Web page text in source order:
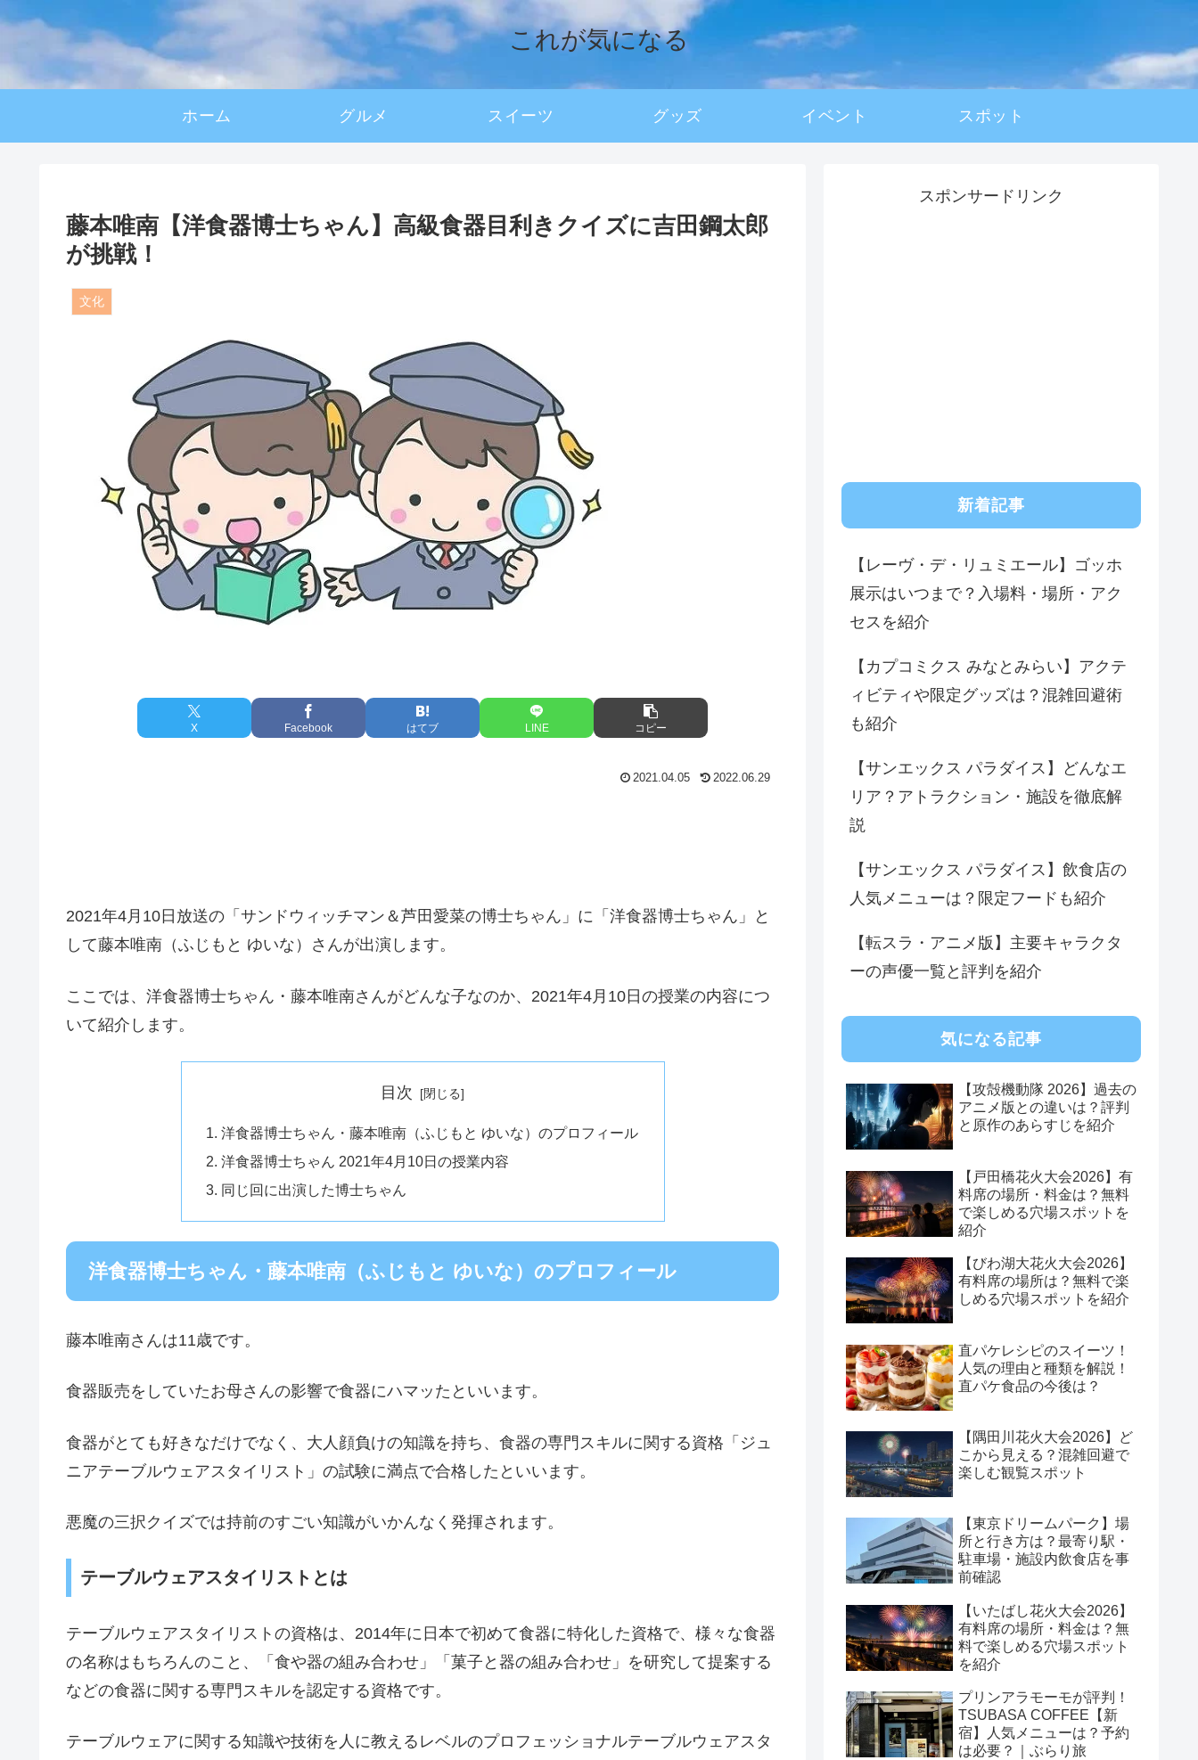
これが気になる
ホーム グルメ スイーツ グッズ イベント スポット
藤本唯南【洋食器博士ちゃん】高級食器目利きクイズに吉田鋼太郎
が挑戦！
文化
X Facebook はてブ LINE コピー
2021.04.05 2022.06.29
2021年4月10日放送の「サンドウィッチマン＆芦田愛菜の博士ちゃん」に「洋食器博士ちゃん」と
して藤本唯南（ふじもと ゆいな）さんが出演します。
ここでは、洋食器博士ちゃん・藤本唯南さんがどんな子なのか、2021年4月10日の授業の内容につ
いて紹介します。
目次
洋食器博士ちゃん・藤本唯南（ふじもと ゆいな）のプロフィール
洋食器博士ちゃん 2021年4月10日の授業内容
同じ回に出演した博士ちゃん
洋食器博士ちゃん・藤本唯南（ふじもと ゆいな）のプロフィール
藤本唯南さんは11歳です。
食器販売をしていたお母さんの影響で食器にハマッたといいます。
食器がとても好きなだけでなく、大人顔負けの知識を持ち、食器の専門スキルに関する資格「ジュ
ニアテーブルウェアスタイリスト」の試験に満点で合格したといいます。
悪魔の三択クイズでは持前のすごい知識がいかんなく発揮されます。
テーブルウェアスタイリストとは
テーブルウェアスタイリストの資格は、2014年に日本で初めて食器に特化した資格で、様々な食器
の名称はもちろんのこと、「食や器の組み合わせ」「菓子と器の組み合わせ」を研究して提案する
などの食器に関する専門スキルを認定する資格です。
テーブルウェアに関する知識や技術を人に教えるレベルのプロフェッショナルテーブルウェアスタ
スポンサードリンク
新着記事
【レーヴ・デ・リュミエール】ゴッホ
展示はいつまで？入場料・場所・アク
セスを紹介
【カプコミクス みなとみらい】アクテ
ィビティや限定グッズは？混雑回避術
も紹介
【サンエックス パラダイス】どんなエ
リア？アトラクション・施設を徹底解
説
【サンエックス パラダイス】飲食店の
人気メニューは？限定フードも紹介
【転スラ・アニメ版】主要キャラクタ
ーの声優一覧と評判を紹介
気になる記事
【攻殻機動隊 2026】過去の
アニメ版との違いは？評判
と原作のあらすじを紹介
【戸田橋花火大会2026】有
料席の場所・料金は？無料
で楽しめる穴場スポットを
紹介
【びわ湖大花火大会2026】
有料席の場所は？無料で楽
しめる穴場スポットを紹介
直パケレシピのスイーツ！
人気の理由と種類を解説！
直パケ食品の今後は？
【隅田川花火大会2026】ど
こから見える？混雑回避で
楽しむ観覧スポット
【東京ドリームパーク】場
所と行き方は？最寄り駅・
駐車場・施設内飲食店を事
前確認
【いたばし花火大会2026】
有料席の場所・料金は？無
料で楽しめる穴場スポット
を紹介
プリンアラモーモが評判！
TSUBASA COFFEE【新
宿】人気メニューは？予約
は必要？｜ぶらり旅